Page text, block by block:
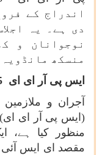
اندراج کے
دی ہے۔ یہ
نوجوانان و
منسکھ
ایس پی آر ای ای
آجران و
(ایس پی آر ای
منظور کیا
مقصد ای ایس